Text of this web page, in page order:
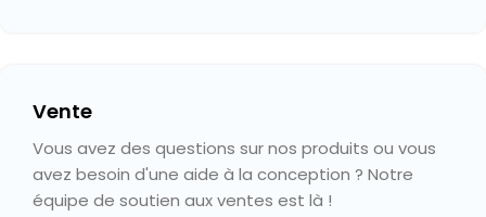
Vente
Vous avez des questions sur nos produits ou vous
avez besoin d'une aide à la conception ? Notre
équipe de soutien aux ventes est là !